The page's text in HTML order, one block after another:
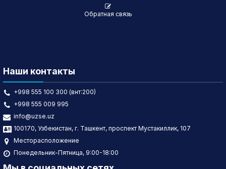
Обратная связь
Наши контакты
+998 555 100 300 (внт:200)
+998 555 009 995
info@uzse.uz
100170, Узбекистан, г. Ташкент, проспект Мустакиллик, 107
Месторасположение
Понедельник-Пятница, 9:00-18:00